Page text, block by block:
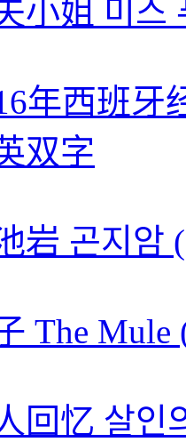
小姐 미스
年西班牙
双字
岩 곤지암
The Mule
回忆 살인